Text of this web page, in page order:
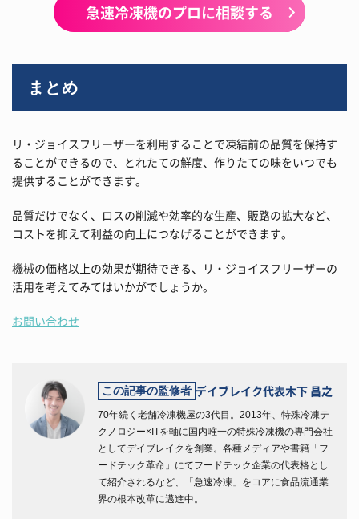
急速冷凍機のプロに相談する
まとめ
リ・ジョイスフリーザーを利用することで凍結前の品質を保持す
ることができるので、とれたての鮮度、作りたての味をいつでも
提供することができます。
品質だけでなく、ロスの削減や効率的な生産、販路の拡大など、
コストを抑えて利益の向上につなげることができます。
機械の価格以上の効果が期待できる、リ・ジョイスフリーザーの
活用を考えてみてはいかがでしょうか。
お問い合わせ
この記事の監修者 デイブレイク代表木下 昌之
70年続く老舗冷凍機屋の3代目。2013年、特殊冷凍テ
クノロジー×ITを軸に国内唯一の特殊冷凍機の専門会社
としてデイブレイクを創業。各種メディアや書籍「フ
ードテック革命」にてフードテック企業の代表格とし
て紹介されるなど、「急速冷凍」をコアに食品流通業
界の根本改革に邁進中。